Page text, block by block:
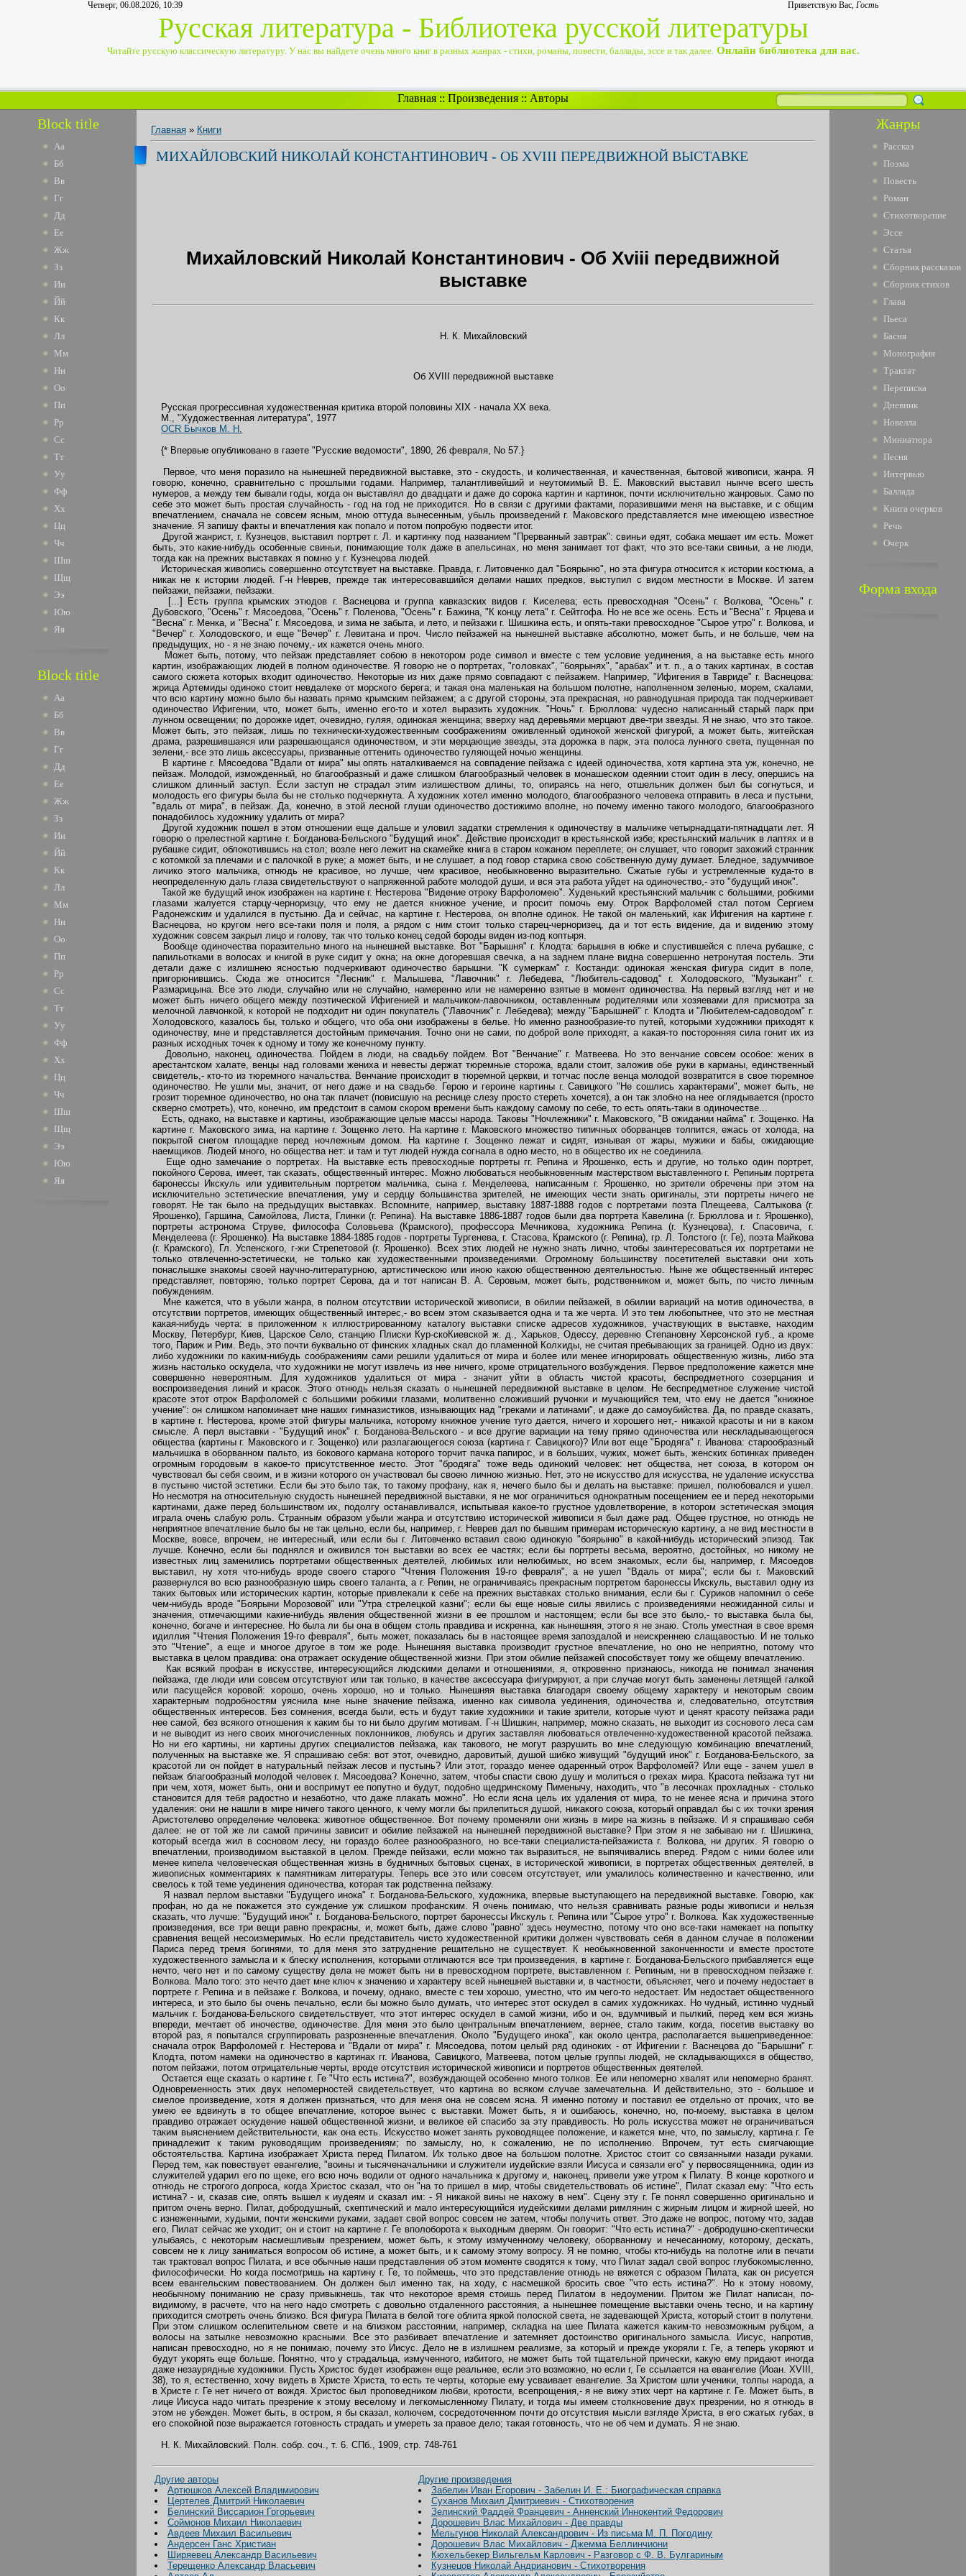
Четверг, 06.08.2026, 10:39 Приветствую Вас, Гость
Русская литература - Библиотека русской литературы
Читайте русскую классическую литературу. У нас вы найдете очень много книг в разных жанрах - стихи, романы, повести, баллады, эссе и так далее. Онлайн библиотека для вас.
Главная :: Произведения :: Авторы
Block title
Аа
Бб
Вв
Гг
Дд
Ее
Жж
Зз
Ии
Йй
Кк
Лл
Мм
Нн
Оо
Пп
Рр
Сс
Тт
Уу
Фф
Хх
Цц
Чч
Шш
Щщ
Ээ
Юю
Яя
Block title
Аа
Бб
Вв
Гг
Дд
Ее
Жж
Зз
Ии
Йй
Кк
Лл
Мм
Нн
Оо
Пп
Рр
Сс
Тт
Уу
Фф
Хх
Цц
Чч
Шш
Щщ
Ээ
Юю
Яя
Главная » Книги
МИХАЙЛОВСКИЙ НИКОЛАЙ КОНСТАНТИНОВИЧ - ОБ XVIII ПЕРЕДВИЖНОЙ ВЫСТАВКЕ
Михайловский Николай Константинович - Об Xviii передвижной
выставке
Н. К. Михайловский
Об XVIII передвижной выставке
Русская прогрессивная художественная критика второй половины XIX - начала XX века.
М., "Художественная литература", 1977
OCR Бычков М. Н.
{* Впервые опубликовано в газете "Русские ведомости", 1890, 26 февраля, No 57.}
Первое, что меня поразило на нынешней передвижной выставке, это - скудость, и количественная, и качественная, бытовой живописи, жанра. Я
говорю, конечно, сравнительно с прошлыми годами. Например, талантливейший и неутомимый В. Е. Маковский выставил нынче всего шесть
нумеров, а между тем бывали годы, когда он выставлял до двадцати и даже до сорока картин и картинок, почти исключительно жанровых. Само по
себе это может быть простая случайность - год на год не приходится. Но в связи с другими фактами, поразившими меня на выставке, и с общим
впечатлением, сначала не совсем ясным, мною оттуда вынесенным, убыль произведений г. Маковского представляется мне имеющею известное
значение. Я запишу факты и впечатления как попало и потом попробую подвести итог.
Другой жанрист, г. Кузнецов, выставил портрет г. Л. и картинку под названием "Прерванный завтрак": свиньи едят, собака мешает им есть. Может
быть, это какие-нибудь особенные свиньи, понимающие толк даже в апельсинах, но меня занимает тот факт, что это все-таки свиньи, а не люди,
тогда как на прежних выставках я помню у г. Кузнецова людей.
Историческая живопись совершенно отсутствует на выставке. Правда, г. Литовченко дал "Боярыню", но эта фигура относится к истории костюма, а
никак не к истории людей. Г-н Неврев, прежде так интересовавшийся делами наших предков, выступил с видом местности в Москве. И затем
пейзажи, пейзажи, пейзажи.
[...] Есть группа крымских этюдов г. Васнецова и группа кавказских видов г. Киселева; есть превосходная "Осень" г. Волкова, "Осень" г.
Дубовского, "Осень" г. Мясоедова, "Осень" г. Поленова, "Осень" г. Бажина, "К концу лета" г. Сейтгофа. Но не все же осень. Есть и "Весна" г. Ярцева и
"Весна" г. Менка, и "Весна" г. Мясоедова, и зима не забыта, и лето, и пейзажи г. Шишкина есть, и опять-таки превосходное "Сырое утро" г. Волкова, и
"Вечер" г. Холодовского, и еще "Вечер" г. Левитана и проч. Число пейзажей на нынешней выставке абсолютно, может быть, и не больше, чем на
предыдущих, но - я не знаю почему,- их кажется очень много.
Может быть, потому, что пейзаж представляет собою в некотором роде символ и вместе с тем условие уединения, а на выставке есть много
картин, изображающих людей в полном одиночестве. Я говорю не о портретах, "головках", "боярынях", "арабах" и т. п., а о таких картинах, в состав
самого сюжета которых входит одиночество. Некоторые из них даже прямо совпадают с пейзажем. Например, "Ифигения в Тавриде" г. Васнецова:
жрица Артемиды одиноко стоит невдалеке от морского берега; и такая она маленькая на большом полотне, наполненном зеленью, морем, скалами,
что всю картину можно было бы назвать прямо крымским пейзажем; а с другой стороны, эта прекрасная, но равнодушная природа так подчеркивает
одиночество Ифигении, что, может быть, именно его-то и хотел выразить художник. "Ночь" г. Брюллова: чудесно написанный старый парк при
лунном освещении; по дорожке идет, очевидно, гуляя, одинокая женщина; вверху над деревьями мерцают две-три звезды. Я не знаю, что это такое.
Может быть, это пейзаж, лишь по технически-художественным соображениям оживленный одинокой женской фигурой, а может быть, житейская
драма, разрешившаяся или разрешающаяся одиночеством, и эти мерцающие звезды, эта дорожка в парк, эта полоса лунного света, пущенная по
зелени,- все это лишь аксессуары, призванные оттенить одиночество гуляющей ночью женщины.
В картине г. Мясоедова "Вдали от мира" мы опять наталкиваемся на совпадение пейзажа с идеей одиночества, хотя картина эта уж, конечно, не
пейзаж. Молодой, изможденный, но благообразный и даже слишком благообразный человек в монашеском одеянии стоит один в лесу, опершись на
слишком длинный заступ. Если заступ не страдал этим излишеством длины, то, опираясь на него, отшельник должен был бы согнуться, и
молодость его фигуры была бы не столько подчеркнута. А художник хотел именно молодого, благообразного человека отправить в леса и пустыни,
"вдаль от мира", в пейзаж. Да, конечно, в этой лесной глуши одиночество достижимо вполне, но почему именно такого молодого, благообразного
понадобилось художнику удалить от мира?
Другой художник пошел в этом отношении еще дальше и уловил задатки стремления к одиночеству в мальчике четырнадцати-пятнадцати лет. Я
говорю о прелестной картине г. Богданова-Бельского "Будущий инок". Действие происходит в крестьянской избе; крестьянский мальчик в лаптях и в
рубашке сидит, облокотившись на стол; возле него лежит на скамейке книга в старом кожаном переплете; он слушает, что говорит захожий странник
с котомкой за плечами и с палочкой в руке; а может быть, и не слушает, а под говор старика свою собственную думу думает. Бледное, задумчивое
личико этого мальчика, отнюдь не красивое, но лучше, чем красивое, необыкновенно выразительно. Сжатые губы и устремленные куда-то в
неопределенную даль глаза свидетельствуют о напряженной работе молодой души, и вся эта работа уйдет на одиночество,- это "будущий инок".
Такой же будущий инок изображен на картине г. Нестерова "Видение отроку Варфоломею". Худенький крестьянский мальчик с большими, робкими
глазами жалуется старцу-черноризцу, что ему не дается книжное учение, и просит помочь ему. Отрок Варфоломей стал потом Сергием
Радонежским и удалился в пустыню. Да и сейчас, на картине г. Нестерова, он вполне одинок. Не такой он маленький, как Ифигения на картине г.
Васнецова, но кругом него все-таки поля и поля, а рядом с ним стоит только старец-черноризец, да и тот есть видение, да и видению этому
художник совсем закрыл лицо и голову, так что только конец седой бороды виден из-под коптыря.
Вообще одиночества поразительно много на нынешней выставке. Вот "Барышня" г. Клодта: барышня в юбке и спустившейся с плеча рубашке, с
папильотками в волосах и книгой в руке сидит у окна; на окне догоревшая свечка, а на заднем плане видна совершенно нетронутая постель. Эти
детали даже с излишнею ясностью подчеркивают одиночество барышни. "К сумеркам" г. Костанди: одинокая женская фигура сидит в поле,
пригорюнившись. Сюда же относится "Лесник" г. Малышева, "Лавочник" г. Лебедева, "Любитель-садовод" г. Холодовского, "Музыкант" г.
Размарицына. Все это люди, случайно или не случайно, намеренно или не намеренно взятые в момент одиночества. На первый взгляд нет и не
может быть ничего общего между поэтической Ифигенией и мальчиком-лавочником, оставленным родителями или хозяевами для присмотра за
мелочной лавчонкой, к которой не подходит ни один покупатель ("Лавочник" г. Лебедева); между "Барышней" г. Клодта и "Любителем-садоводом" г.
Холодовского, казалось бы, только и общего, что оба они изображены в белье. Но именно разнообразие-то путей, которыми художники приходят к
одиночеству, мне и представляется достойным примечания. Точно они не сами, по доброй воле приходят, а какая-то посторонняя сила гонит их из
разных исходных точек к одному и тому же конечному пункту.
Довольно, наконец, одиночества. Пойдем в люди, на свадьбу пойдем. Вот "Венчание" г. Матвеева. Но это венчание совсем особое: жених в
арестантском халате, венцы над головами жениха и невесты держат тюремные сторожа, вдали стоит, заложив обе руки в карманы, единственный
свидетель,- кто-то из тюремного начальства. Венчание происходит в тюремной церкви, и тотчас после венца молодой возвратится в свое тюремное
одиночество. Не ушли мы, значит, от него даже и на свадьбе. Герою и героине картины г. Савицкого "Не сошлись характерами", может быть, не
грозит тюремное одиночество, но она так плачет (повисшую на реснице слезу просто стереть хочется), а он так злобно на нее оглядывается (просто
скверно смотреть), что, конечно, им предстоит в самом скором времени быть каждому самому по себе, то есть опять-таки в одиночестве...
Есть, однако, на выставке и картины, изображающие целые массы народа. Таковы "Ночлежники" г. Маковского, "В ожидании найма" г. Зощенко. На
картине г. Маковского зима, на картине г. Зощенко лето. На картине г. Маковского множество типичных оборванцев толпится, ежась от холода, на
покрытой снегом площадке перед ночлежным домом. На картине г. Зощенко лежат и сидят, изнывая от жары, мужики и бабы, ожидающие
наемщиков. Людей много, но общества нет: и там и тут людей нужда согнала в одно место, но в общество их не соединила.
Еще одно замечание о портретах. На выставке есть превосходные портреты гг. Репина и Ярошенко, есть и другие, но только один портрет,
покойного Серова, имеет, так сказать, общественный интерес. Можно любоваться необыкновенным мастерством выставленного г. Репиным портрета
баронессы Икскуль или удивительным портретом мальчика, сына г. Менделеева, написанным г. Ярошенко, но зрители обречены при этом на
исключительно эстетические впечатления, уму и сердцу большинства зрителей, не имеющих чести знать оригиналы, эти портреты ничего не
говорят. Не так было на предыдущих выставках. Вспомните, например, выставку 1887-1888 годов с портретами поэта Плещеева, Салтыкова (г.
Ярошенко), Гаршина, Самойлова, Листа, Глинки (г. Репина). На выставке 1886-1887 годов были два портрета Кавелина (г. Брюллова и г. Ярошенко),
портреты астронома Струве, философа Соловьева (Крамского), профессора Мечникова, художника Репина (г. Кузнецова), г. Спасовича, г.
Менделеева (г. Ярошенко). На выставке 1884-1885 годов - портреты Тургенева, г. Стасова, Крамского (г. Репина), гр. Л. Толстого (г. Ге), поэта Майкова
(г. Крамского), Гл. Успенского, г-жи Стрепетовой (г. Ярошенко). Всех этих людей не нужно знать лично, чтобы заинтересоваться их портретами не
только отвлеченно-эстетически, не только как художественными произведениями. Огромному большинству посетителей выставки они хоть
понаслышке знакомы своей научно-литературною, артистическою или иною какою общественною деятельностью. Ныне же общественный интерес
представляет, повторяю, только портрет Серова, да и тот написан В. А. Серовым, может быть, родственником и, может быть, по чисто личным
побуждениям.
Мне кажется, что в убыли жанра, в полном отсутствии исторической живописи, в обилии пейзажей, в обилии вариаций на мотив одиночества, в
отсутствии портретов, имеющих общественный интерес,- во всем этом сказывается одна и та же черта. И это тем любопытнее, что это не местная
какая-нибудь черта: в приложенном к иллюстрированному каталогу выставки списке адресов художников, участвующих в выставке, находим
Москву, Петербург, Киев, Царское Село, станцию Плиски Кур-скоКиевской ж. д., Харьков, Одессу, деревню Степановну Херсонской губ., а кроме
того, Париж и Рим. Ведь, это почти буквально от финских хладных скал до пламенной Колхиды, не считая пребывающих за границей. Одно из двух:
либо художники по каким-нибудь соображениям сами решили удалиться от мира и более или менее игнорировать общественную жизнь, либо эта
жизнь настолько оскудела, что художники не могут извлечь из нее ничего, кроме отрицательного возбуждения. Первое предположение кажется мне
совершенно невероятным. Для художников удалиться от мира - значит уйти в область чистой красоты, беспредметного созерцания и
воспроизведения линий и красок. Этого отнюдь нельзя сказать о нынешней передвижной выставке в целом. Не беспредметное служение чистой
красоте этот отрок Варфоломей с большими робкими глазами, молитвенно сложивший ручонки и мучающийся тем, что ему не дается "книжное
учение": он слишком напоминает мне наших гимназистиков, изнывающих над "греками и латинами", и даже до самоубийства. Да, по правде сказать,
в картине г. Нестерова, кроме этой фигуры мальчика, которому книжное учение туго дается, ничего и хорошего нет,- никакой красоты и ни в каком
смысле. А перл выставки - "Будущий инок" г. Богданова-Вельского - и все другие вариации на тему прямо одиночества или нескладывающегося
общества (картины г. Маковского и г. Зощенко) или разлагающегося союза (картина г. Савицкого)? Или вот еще "Бродяга" г. Иванова: старообразный
мальчишка в оборванном пальто, из бокового кармана которого торчит пачка папирос, и в больших, чужих, может быть, женских ботинках приведен
огромным городовым в какое-то присутственное место. Этот "бродяга" тоже ведь одинокий человек: нет общества, нет союза, в котором он
чувствовал бы себя своим, и в жизни которого он участвовал бы своею личною жизнью. Нет, это не искусство для искусства, не удаление искусства
в пустыню чистой эстетики. Если бы это было так, то такому профану, как я, нечего было бы и делать на выставке: пришел, полюбовался и ушел.
Но несмотря на относительную скудость нынешней передвижной выставки, я не мог ограничиться однократным посещением ее и перед некоторыми
картинами, даже перед большинством их, подолгу останавливался, испытывая какое-то грустное удовлетворение, в котором эстетическая эмоция
играла очень слабую роль. Странным образом убыли жанра и отсутствию исторической живописи я был даже рад. Общее грустное, но отнюдь не
неприятное впечатление было бы не так цельно, если бы, например, г. Неврев дал по бывшим примерам историческую картину, а не вид местности в
Москве, вовсе, впрочем, не интересный, или если бы г. Литовченко вставил свою одинокую "боярыню" в какой-нибудь исторический эпизод. Так
лучше. Конечно, если бы поднялся и оживился тон выставки во всех ее частях; если бы портреты весьма, вероятно, достойных, но никому не
известных лиц заменились портретами общественных деятелей, любимых или нелюбимых, но всем знакомых, если бы, например, г. Мясоедов
выставил, ну хотя что-нибудь вроде своего старого "Чтения Положения 19-го февраля", а не ушел "Вдаль от мира"; если бы г. Маковский
развернулся во всю разнообразную ширь своего таланта, а г. Репин, не ограничиваясь прекрасным портретом баронессы Икскуль, выставил одну из
таких бытовых или исторических картин, которые привлекали к себе на прежних выставках столько внимания, если бы г. Суриков напомнил о себе
чем-нибудь вроде "Боярыни Морозовой" или "Утра стрелецкой казни"; если бы еще новые силы явились с произведениями неожиданной силы и
значения, отмечающими какие-нибудь явления общественной жизни в ее прошлом и настоящем; если бы все это было,- то выставка была бы,
конечно, богаче и интереснее. Но была ли бы она в общем столь правдива и искренна, как нынешняя, этого я не знаю. Столь уместная в свое время
идиллия "Чтения Положения 19-го февраля", быть может, показалась бы в настоящее время запоздалой и неискреннею слащавостью. И не только
это "Чтение", а еще и многое другое в том же роде. Нынешняя выставка производит грустное впечатление, но оно не неприятно, потому что
выставка в целом правдива: она отражает оскудение общественной жизни. При этом обилие пейзажей способствует тому же общему впечатлению.
Как всякий профан в искусстве, интересующийся людскими делами и отношениями, я, откровенно признаюсь, никогда не понимал значения
пейзажа, где люди или совсем отсутствуют или так только, в качестве аксессуара фигурируют, а при случае могут быть заменены летящей галкой
или пасущейся коровой: хорошо, очень хорошо, но и только. Нынешняя выставка благодаря своему общему характеру и некоторым своим
характерным подробностям уяснила мне ныне значение пейзажа, именно как символа уединения, одиночества и, следовательно, отсутствия
общественных интересов. Без сомнения, всегда были, есть и будут такие художники и такие зрители, которые чуют и ценят красоту пейзажа ради
нее самой, без всякого отношения к каким бы то ни было другим мотивам. Г-н Шишкин, например, можно сказать, не выходит из соснового леса сам
и не выводит из него своих многочисленных поклонников, любуясь и других заставляя любоваться отвлеченно-художественной красотой пейзажа.
Но ни его картины, ни картины других специалистов пейзажа, как такового, не могут разрушить во мне следующую комбинацию впечатлений,
полученных на выставке же. Я спрашиваю себя: вот этот, очевидно, даровитый, душой шибко живущий "будущий инок" г. Богданова-Бельского, за
красотой ли он пойдет в натуральный пейзаж лесов и пустынь? Или этот, гораздо менее одаренный отрок Варфоломей? Или еще - зачем ушел в
пейзаж благообразный молодой человек г. Мясоедова? Конечно, затем, чтобы спасти свою душу и молиться о грехах мира. Красота пейзажа тут ни
при чем, хотя, может быть, они и воспримут ее попутно и будут, подобно щедринскому Пименычу, находить, что "в лесочках прохладных - столько
становится для тебя радостно и незаботно, что даже плакать можно". Но если ясна цель их удаления от мира, то не менее ясна и причина этого
удаления: они не нашли в мире ничего такого ценного, к чему могли бы прилепиться душой, никакого союза, который оправдал бы с их точки зрения
Аристотелево определение человека: животное общественное. Вот почему променяли они жизнь в мире на жизнь в пейзаже. И я спрашиваю себя
далее: не от той же ли самой причины зависит и обилие пейзажей на нынешней передвижной выставке? При этом я не забываю ни г. Шишкина,
который всегда жил в сосновом лесу, ни гораздо более разнообразного, но все-таки специалиста-пейзажиста г. Волкова, ни других. Я говорю о
впечатлении, производимом выставкой в целом. Прежде пейзажи, если можно так выразиться, не выпячивались вперед. Рядом с ними более или
менее кипела человеческая общественная жизнь в будничных бытовых сценах, в исторической живописи, в портретах общественных деятелей, в
живописных комментариях к памятникам литературы. Теперь все это или совсем отсутствует, или умалилось количественно и качественно, или
свелось к той теме уединения одиночества, которая так родственна пейзажу.
Я назвал перлом выставки "Будущего инока" г. Богданова-Бельского, художника, впервые выступающего на передвижной выставке. Говорю, как
профан, но да не покажется это суждение уж слишком профанским. Я очень понимаю, что нельзя сравнивать разные роды живописи и нельзя
сказать, что лучше: "Будущий инок" г. Богданова-Бельского, портрет баронессы Икскуль г. Репина или "Сырое утро" г. Волкова. Как художественные
произведения, все три вещи равно прекрасны, и, может быть, даже слово "равно" здесь неуместно, потому что оно все-таки намекает на попытку
сравнения вещей несоизмеримых. Но если представитель чисто художественной критики должен чувствовать себя в данном случае в положении
Париса перед тремя богинями, то для меня это затруднение решительно не существует. К необыкновенной законченности и вместе простоте
художественного замысла и к блеску исполнения, которыми отличаются все три произведения, в картине г. Богданова-Бельского прибавляется еще
нечто, чего нет и по самому существу дела не может быть ни в превосходном портрете, выставленном г. Репиным, ни в превосходном пейзаже г.
Волкова. Мало того: это нечто дает мне ключ к значению и характеру всей нынешней выставки и, в частности, объясняет, чего и почему недостает в
портрете г. Репина и в пейзаже г. Волкова, и почему, однако, вместе с тем хорошо, уместно, что им чего-то недостает. Им недостает общественного
интереса, и это было бы очень печально, если бы можно было думать, что интерес этот оскудел в самих художниках. Но чудный, истинно чудный
мальчик г. Богданова-Бельского свидетельствует, что этот интерес оскудел в самой жизни, ибо и он, вдумчивый и пылкий, перед кем вся жизнь
впереди, мечтает об иночестве, одиночестве. Для меня это было центральным впечатлением, вернее, стало таким, когда, посетив выставку во
второй раз, я попытался сгруппировать разрозненные впечатления. Около "Будущего инока", как около центра, располагается вышеприведенное:
сначала отрок Варфоломей г. Нестерова и "Вдали от мира" г. Мясоедова, потом целый ряд одиноких - от Ифигении г. Васнецова до "Барышни" г.
Клодта, потом намеки на одиночество в картинах гг. Иванова, Савицкого, Матвеева, потом целые группы людей, не складывающихся в общество,
потом пейзажи, потом отрицательные черты, вроде отсутствия исторической живописи и портретов общественных деятелей.
Остается еще сказать о картине г. Ге "Что есть истина?", возбуждающей особенно много толков. Ее или непомерно хвалят или непомерно бранят.
Одновременность этих двух непомерностей свидетельствует, что картина во всяком случае замечательна. И действительно, это - большое и
смелое произведение, хотя я должен признаться, что для меня она не совсем ясна. Я именно потому и поставил ее отдельно от прочих, что ве
умею ее вдвинуть в то общее впечатление, которое вынес с выставки. Может быть, я и ошибаюсь, конечно, но, по-моему, выставка в целом
правдиво отражает оскудение нашей общественной жизни, и великое ей спасибо за эту правдивость. Но роль искусства может не ограничиваться
таким выяснением действительности, как она есть. Искусство может занять руководящее положение, и кажется мне, что, по замыслу, картина г. Ге
принадлежит к таким руководящим произведениям; по замыслу, но, к сожалению, не по исполнению. Впрочем, тут есть смягчающие
обстоятельства. Картина изображает Христа перед Пилатом. Их только двое на большом полотне. Христос стоит со связанными назади руками.
Перед тем, как повествует евангелие, "воины и тысяченачальники и служители иудейские взяли Иисуса и связали его" у первосвященника, один из
служителей ударил его по щеке, его всю ночь водили от одного начальника к другому и, наконец, привели уже утром к Пилату. В конце короткого и
отнюдь не строгого допроса, когда Христос сказал, что он "на то пришел в мир, чтобы свидетельствовать об истине", Пилат сказал ему: "Что есть
истина? - и, сказав сие, опять вышел к иудеям и сказал им: - Я никакой вины не нахожу в нем". Сцену эту г. Ге понял совершенно оригинально и
притом очень верно. Пилат, добродушный, скептический и мало интересующийся иудейскими делами римлянин с жирным лицом и жирной шеей, но
с изнеженными, худыми, почти женскими руками, задает свой вопрос совсем не затем, чтобы получить ответ. Это даже не вопрос, потому что, задав
его, Пилат сейчас же уходит; он и стоит на картине г. Ге вполоборота к выходным дверям. Он говорит: "Что есть истина?" - добродушно-скептически
улыбаясь, с некоторым насмешливым презрением, может быть, к этому измученному человеку, оборванному и нечесанному, которому, дескать,
совсем не к лицу заниматься вопросом об истине, а может быть, и к самому этому вопросу. Я не помню, чтобы кто-нибудь на полотне или в печати
так трактовал вопрос Пилата, и все обычные наши представления об этом моменте сводятся к тому, что Пилат задал свой вопрос глубокомысленно,
философически. Но когда посмотришь на картину г. Ге, то поймешь, что это представление отнюдь не вяжется с образом Пилата, как он рисуется
всем евангельским повествованием. Он должен был именно так, на ходу, с насмешкой бросить свое "что есть истина?". Но к этому новому,
необычному пониманию не сразу привыкнешь, так что некоторое время стоишь перед Пилатом в недоумении. Притом же Пилат написан, по-
видимому, в расчете, что на него надо смотреть с довольно отдаленного расстояния, а нынешнее помещение выставки очень тесно, и на картину
приходится смотреть очень близко. Вся фигура Пилата в белой тоге облита яркой полоской света, не задевающей Христа, который стоит в полутени.
При этом слишком ослепительном свете и на близком расстоянии, например, складка на шее Пилата кажется каким-то невозможным рубцом, а
волосы на затылке невозможно красными. Все это разбивает впечатление и затемняет достоинство оригинального замысла. Иисус, напротив,
написан превосходно, но я не понимаю, почему это Иисус. Дело не в излишнем реализме, за который и прежде укоряли г. Ге, а теперь укоряют и
будут укорять еще больше. Понятно, что у страдальца, измученного, избитого, не может быть той тщательной прически, какую ему придают иногда
даже незаурядные художники. Пусть Христос будет изображен еще реальнее, если это возможно, но если г, Ге ссылается на евангелие (Иоан. XVIII,
38), то я, естественно, хочу видеть в Христе Христа, то есть те черты, которые ему усваивает евангелие. За Христом шли ученики, толпы народа, а
в Христе г. Ге нет ничего от вождя. Христос был проповедником любви, кротости, всепрощения,- я не вижу этих черт на картине г. Ге. Может быть, в
лице Иисуса надо читать презрение к этому веселому и легкомысленному Пилату, и тогда мы имеем столкновение двух презрении, но я отнюдь в
этом не убежден. Может быть, в остром, я бы сказал, колючем, сосредоточенном почти до отсутствия мысли взгляде Христа, в его сжатых губах, в
его спокойной позе выражается готовность страдать и умереть за правое дело; такая готовность, что не об чем и думать. Я не знаю.
Н. К. Михайловский. Полн. собр. соч., т. 6. СПб., 1909, стр. 748-761
Другие авторы
Артюшков Алексей Владимирович
Цертелев Дмитрий Николаевич
Белинский Виссарион Гргорьевич
Соймонов Михаил Николаевич
Авдеев Михаил Васильевич
Андерсен Ганс Христиан
Ширяевец Александр Васильевич
Терещенко Александр Власьевич
Другие произведения
Забелин Иван Егорович - Забелин И. Е.: Биографическая справка
Суханов Михаил Дмитриевич - Стихотворения
Зелинский Фаддей Францевич - Анненский Иннокентий Федорович
Дорошевич Влас Михайлович - Две правды
Мельгунов Николай Александрович - Из письма М. П. Погодину
Дорошевич Влас Михайлович - Джемма Беллинчиони
Кюхельбекер Вильгельм Карлович - Разговор с Ф. В. Булгариным
Кузнецов Николай Андрианович - Стихотворения
Жанры
Рассказ
Поэма
Повесть
Роман
Стихотворение
Эссе
Статья
Сборник рассказов
Сборник стихов
Глава
Пьеса
Басня
Монография
Трактат
Переписка
Дневник
Новелла
Миниатюра
Песня
Интервью
Баллада
Книга очерков
Речь
Очерк
Форма входа